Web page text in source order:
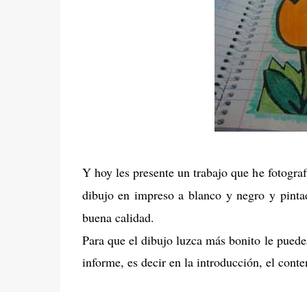
Y hoy les presente un trabajo que he
dibujo en impreso a blanco y negro y
buena calidad.
Para que el dibujo luzca más bonito le
informe, es decir en la introducción, el